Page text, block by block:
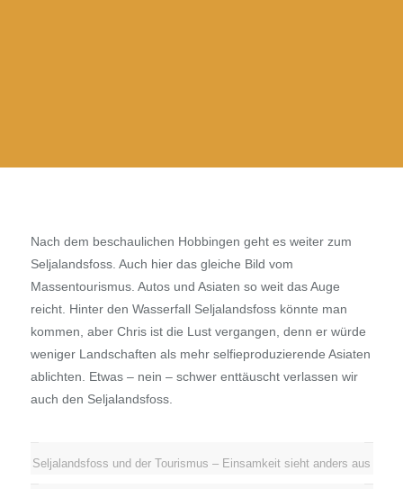
Nach dem beschaulichen Hobbingen geht es weiter zum
Seljalandsfoss. Auch hier das gleiche Bild vom
Massentourismus. Autos und Asiaten so weit das Auge
reicht. Hinter den Wasserfall Seljalandsfoss könnte man
kommen, aber Chris ist die Lust vergangen, denn er würde
weniger Landschaften als mehr selfieproduzierende Asiaten
ablichten. Etwas – nein – schwer enttäuscht verlassen wir
auch den Seljalandsfoss.
Seljalandsfoss und der Tourismus – Einsamkeit sieht anders aus